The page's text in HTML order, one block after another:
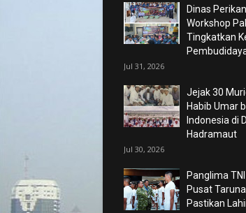
Dinas
Workshop
Tingkatkan
Jul 31, 2026
Jejak 30
Habib Umar
Indonesia di
Hadramaut
Jul 30, 2026
Panglima
Pusat
Pastikan